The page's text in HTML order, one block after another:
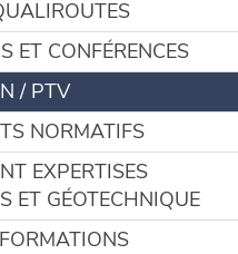
ET CONFÉRENCES
/ PTV
NORMATIFS
EXPERTISES
ET GÉOTECHNIQUE